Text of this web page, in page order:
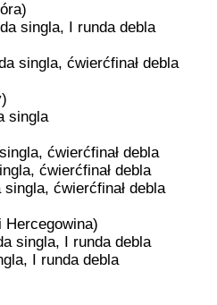
singla, I runda debla
singla, ćwierćfinał debla
singla
ćwierćfinał debla
ćwierćfinał debla
ćwierćfinał debla
Hercegowina)
singla, I runda debla
I runda debla